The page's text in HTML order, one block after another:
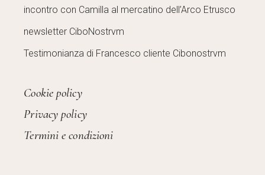
incontro con Camilla al mercatino dell’Arco Etrusco
newsletter CiboNostrvm
Testimonianza di Francesco cliente Cibonostrvm
Cookie policy
Privacy policy
Termini e condizioni